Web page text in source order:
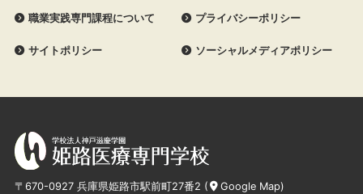
職業実践専門課程について プライバシーポリシー
サイトポリシー ソーシャルメディアポリシー
〒670-0927 兵庫県姫路市駅前町27番2 ( Google Map)